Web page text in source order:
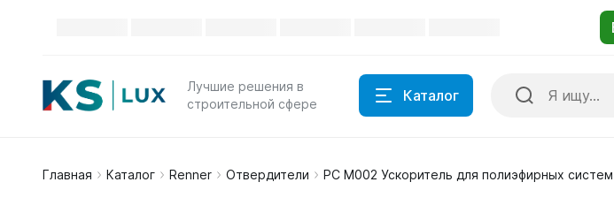
Лучшие решения в
строительной сфере
Каталог
Главная Каталог Renner Отвердители PC M002 Ускоритель для полиэфирных систем